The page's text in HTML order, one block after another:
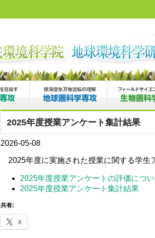
2025年度授業アンケート集計結果
2026-05-08
2025年度に実施された授業に関する学生
2025年度授業アンケートの評価につい
2025年度授業アンケート集計結果
共有:
X